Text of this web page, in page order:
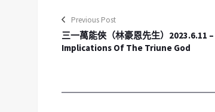
Previous Post
三一萬能俠（林豪恩先生）2023.6.11
Implications Of The Triune God